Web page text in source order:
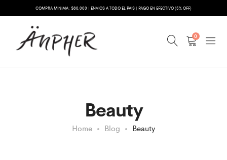
COMPRA MINIMA: $80.000 | ENVIOS A TODO EL PAIS | PAGO EN EFECTIVO (5% OFF)
0
Beauty
Home Blog Beauty